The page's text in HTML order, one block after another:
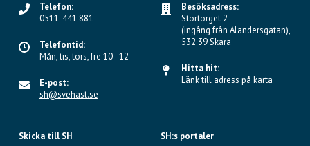
Telefon:
0511-441 881
Telefontid:
Mån, tis, tors, fre 10–12
E-post:
sh@svehast.se
Besöksadress:
Stortorget 2
(ingång från Alandersgatan),
532 39 Skara
Hitta hit:
Länk till adress på karta
Skicka till SH
SH:s portaler